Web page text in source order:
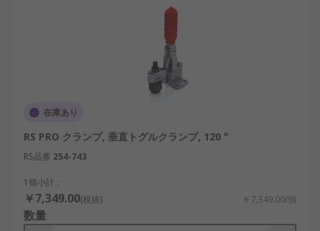
在庫あり
RS PRO クランプ, 垂直トグルクランプ, 120 °
RS品番 254-743
1個小計：
￥7,349.00(税抜) ￥7,349.00/個
数量